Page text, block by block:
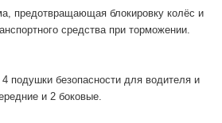
предотвращающая блокировку колёс и
средства при торможении.
4 подушки безопасности для водителя и
и 2 боковые.